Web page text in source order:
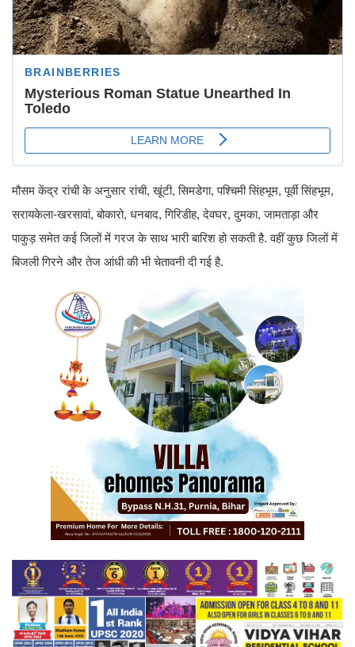
मौसम केंद्र रांची के अनुसार रांची, खूंटी, सिमडेगा, पश्चिमी सिंहभूम, पूर्वी सिंहभूम,
सरायकेला-खरसावां, बोकारो, धनबाद, गिरिडीह, देवघर, दुमका, जामताड़ा और
पाकुड़ समेत कई जिलों में गरज के साथ भारी बारिश हो सकती है. वहीं कुछ जिलों में
बिजली गिरने और तेज आंधी की भी चेतावनी दी गई है.